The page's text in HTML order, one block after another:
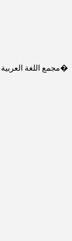
“مجمع اللغة العربية بالشارقة” يشارك زوار “الشارقة الدولي للكتاب” الاح�